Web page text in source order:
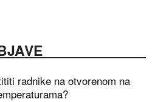
radnike na otvorenom na